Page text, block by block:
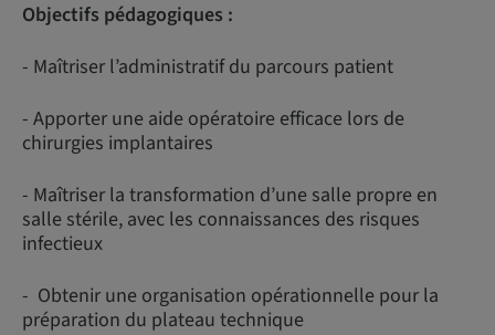
Objectifs pédagogiques :
- Maîtriser l’administratif du parcours patient
- Apporter une aide opératoire efficace lors de
chirurgies implantaires
- Maîtriser la transformation d’une salle propre en
salle stérile, avec les connaissances des risques
infectieux
- Obtenir une organisation opérationnelle pour la
préparation du plateau technique